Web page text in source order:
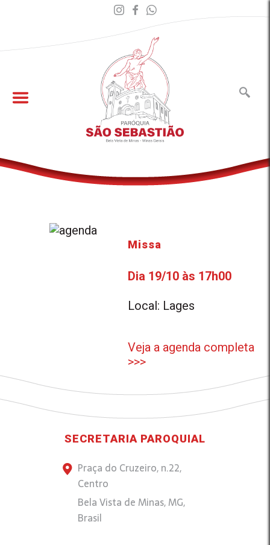
Missa
Dia 19/10 às 17h00
Local: Lages
Veja a agenda completa
>>>
SECRETARIA PAROQUIAL
Praça do Cruzeiro, n.22,
Centro
Bela Vista de Minas, MG,
Brasil